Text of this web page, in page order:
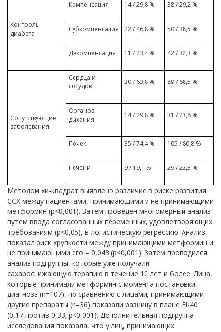
Контроль
диабета
Компенсация 14 / 29,8 % 38 / 29,2 %
Субкомпенсация 22 / 46,8 % 50 / 38,5 %
Декомпенсация 11 / 23,4 % 42 / 32,3 %
Сопутствующие
заболевания
Сердца и
сосудов
30 / 63,8 % 89 / 68,5 %
Органов
дыхания
14 / 29,8 % 31 / 23,8 %
Почек 35 / 74,4 % 105 / 80,8 %
Печени 9 / 19,1 % 29 / 22,3 %
Методом хи-квадрат выявлено различие в риске развития
ССХ между пациентами, принимающими и не принимающими
метформин (p<0,001). Затем проведен многомерный анализ
путем ввода согласованных переменных, удовлетворяющих
требованиям (p<0,05), в логистическую регрессию. Анализ
показал риск хрупкости между принимающими метформин и
не принимающими его – 0,043 (p<0,001). Затем проводился
анализ подгруппы, которые уже получали
сахароснижающую терапию в течение 10 лет и более. Лица,
которые принимали метформин с момента постановки
диагноза (n=107), по сравнению с лицами, принимающими
другие препараты (n=36) показали разницу в плане FI-40
(0,17 против 0,33; p<0,001). Дополнительная подгруппа
исследования показала, что у лиц, принимающих